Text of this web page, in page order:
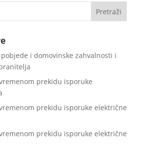
i domovinske zahvalnosti i
prekidu isporuke
prekidu isporuke električne
prekidu isporuke električne